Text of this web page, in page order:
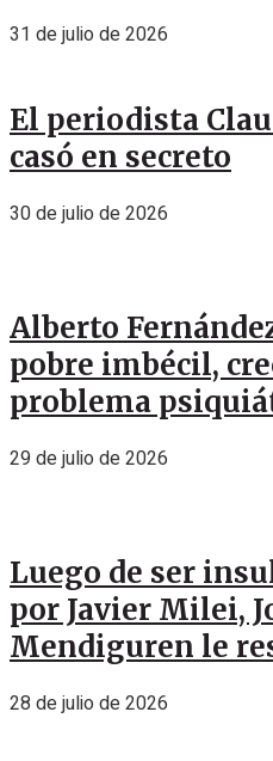
31 de julio de 2026
El periodista
casó en secreto
30 de julio de 2026
Alberto
pobre imbécil,
problema
29 de julio de 2026
Luego de ser
por Javier Milei,
Mendiguren le
28 de julio de 2026